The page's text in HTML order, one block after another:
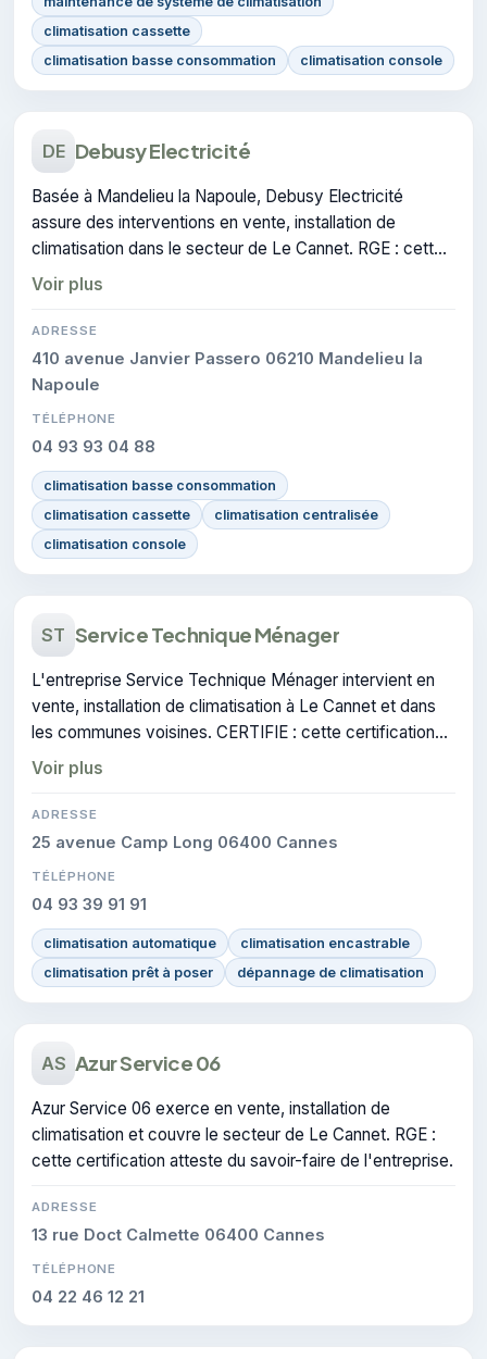
climatisation cassette
climatisation basse consommation
climatisation console
DE Debusy Electricité
Basée à Mandelieu la Napoule, Debusy Electricité
assure des interventions en vente, installation de
climatisation dans le secteur de Le Cannet. RGE : cette
certification atteste du savoir-faire de l'entreprise.
Voir plus
ADRESSE
410 avenue Janvier Passero 06210 Mandelieu la
Napoule
TÉLÉPHONE
04 93 93 04 88
climatisation basse consommation
climatisation cassette
climatisation centralisée
climatisation console
ST Service Technique Ménager
L'entreprise Service Technique Ménager intervient en
vente, installation de climatisation à Le Cannet et dans
les communes voisines. CERTIFIE : cette certification
atteste du savoir-faire de l'entreprise.
Voir plus
ADRESSE
25 avenue Camp Long 06400 Cannes
TÉLÉPHONE
04 93 39 91 91
climatisation automatique
climatisation encastrable
climatisation prêt à poser
dépannage de climatisation
AS Azur Service 06
Azur Service 06 exerce en vente, installation de
climatisation et couvre le secteur de Le Cannet. RGE :
cette certification atteste du savoir-faire de l'entreprise.
ADRESSE
13 rue Doct Calmette 06400 Cannes
TÉLÉPHONE
04 22 46 12 21